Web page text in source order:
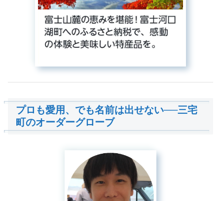
プロも愛用、でも名前は出せない──三宅
町のオーダーグローブ